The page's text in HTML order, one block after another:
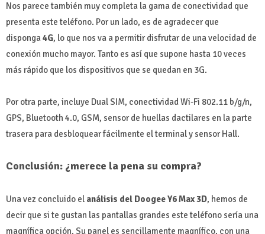
Nos parece también muy completa la gama de conectividad que
presenta este teléfono. Por un lado, es de agradecer que
disponga4G, lo que nos va a permitir disfrutar de una velocidad de
conexión mucho mayor. Tanto es así que supone hasta 10 veces
más rápido que los dispositivos que se quedan en 3G.
Por otra parte, incluye Dual SIM, conectividad Wi-Fi 802.11 b/g/n,
GPS, Bluetooth 4.0, GSM, sensor de huellas dactilares en la parte
trasera para desbloquear fácilmente el terminal y sensor Hall.
Conclusión: ¿merece la pena su compra?
Una vez concluido el análisis del Doogee Y6 Max 3D, hemos de
decir que si te gustan las pantallas grandes este teléfono sería una
magnífica opción. Su panel es sencillamente magnífico, con una